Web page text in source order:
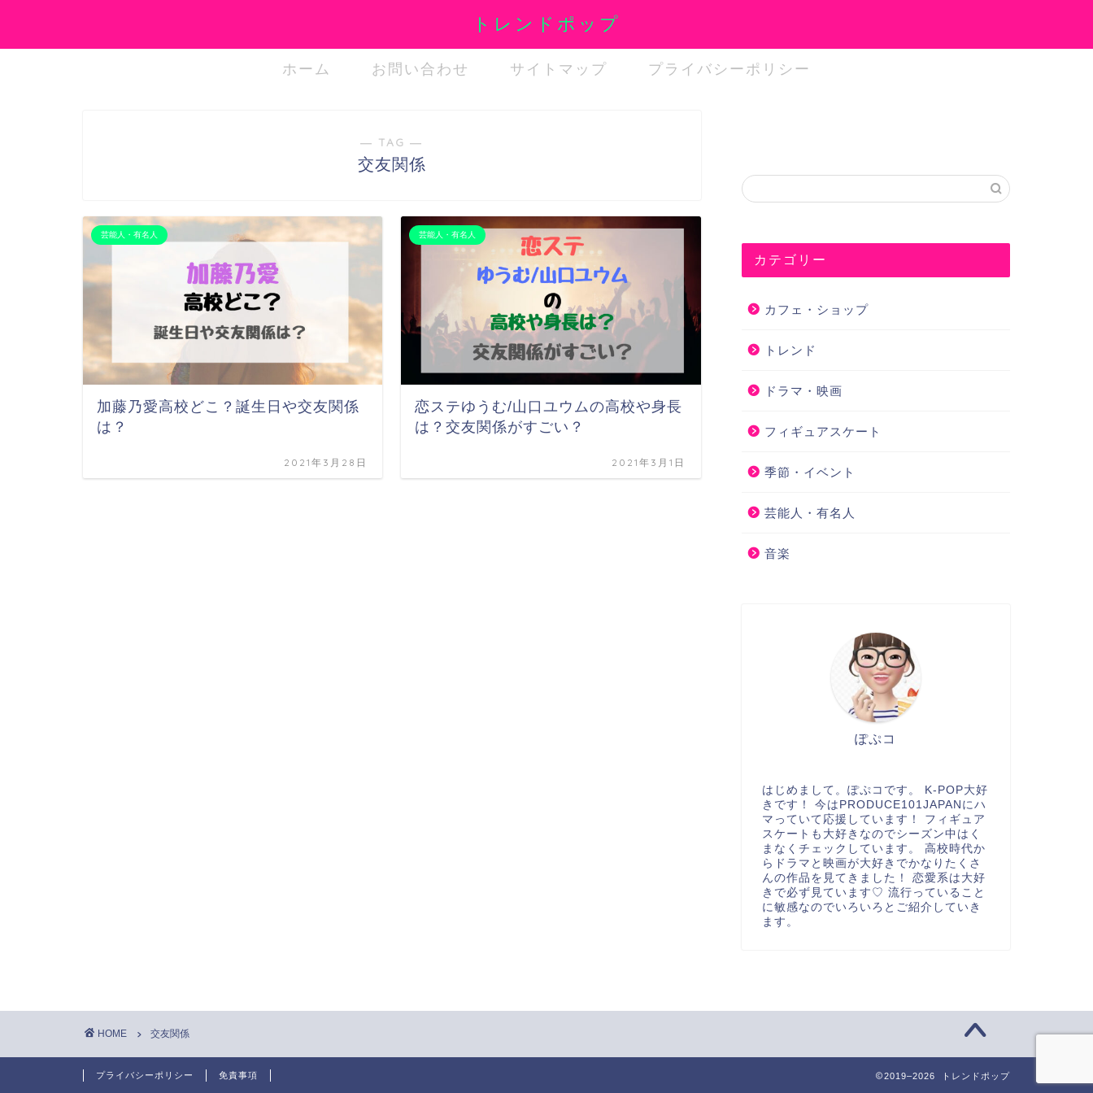
トレンドポップ
ホーム お問い合わせ サイトマップ プライバシーポリシー
― TAG ―
交友関係
芸能人・有名人
加藤乃愛高校どこ？誕生日や交友関係
は？
2021年3月28日
芸能人・有名人
恋ステゆうむ/山口ユウムの高校や身長
は？交友関係がすごい？
2021年3月1日
カテゴリー
カフェ・ショップ
トレンド
ドラマ・映画
フィギュアスケート
季節・イベント
芸能人・有名人
音楽
ぽぷコ
はじめまして。ぽぷコです。 K-POP大好
きです！ 今はPRODUCE101JAPANにハ
マっていて応援しています！ フィギュア
スケートも大好きなのでシーズン中はく
まなくチェックしています。 高校時代か
らドラマと映画が大好きでかなりたくさ
んの作品を見てきました！ 恋愛系は大好
きで必ず見ています♡ 流行っていること
に敏感なのでいろいろとご紹介していき
ます。
HOME 交友関係
プライバシーポリシー 免責事項 2019–2026 トレンドポップ